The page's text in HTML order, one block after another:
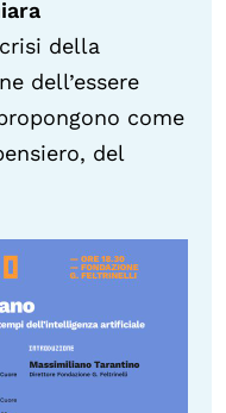
della
dell’essere
come
del